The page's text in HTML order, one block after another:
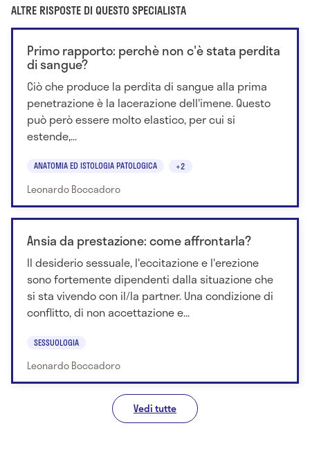
ALTRE RISPOSTE DI QUESTO SPECIALISTA
Primo rapporto: perchè non c'è stata perdita
di sangue?
Ciò che produce la perdita di sangue alla prima
penetrazione è la lacerazione dell'imene. Questo
può però essere molto elastico, per cui si
estende,...
ANATOMIA ED ISTOLOGIA PATOLOGICA +2
Leonardo Boccadoro
Ansia da prestazione: come affrontarla?
Il desiderio sessuale, l'eccitazione e l'erezione
sono fortemente dipendenti dalla situazione che
si sta vivendo con il/la partner. Una condizione di
conflitto, di non accettazione e...
SESSUOLOGIA
Leonardo Boccadoro
Vedi tutte